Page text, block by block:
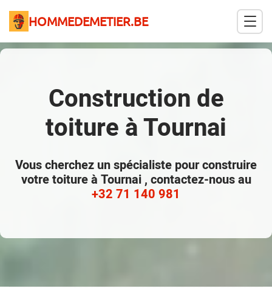
HOMMEDEMETIER.BE
Construction de
toiture à Tournai
Vous cherchez un spécialiste pour construire
votre toiture à Tournai , contactez-nous au
+32 71 140 981